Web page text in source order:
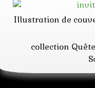
Illustration de
collection